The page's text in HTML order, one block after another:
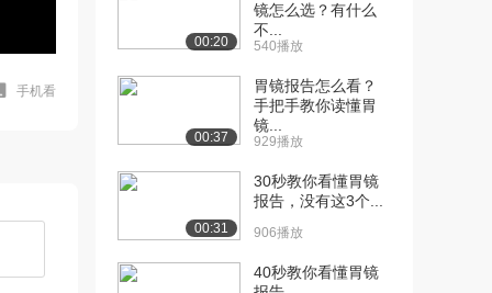
手机看
00:20
镜怎么选？有什么
不...
540播放
00:37
胃镜报告怎么看？
手把手教你读懂胃
镜...
929播放
00:31
30秒教你看懂胃镜
报告，没有这3个...
906播放
40秒教你看懂胃镜